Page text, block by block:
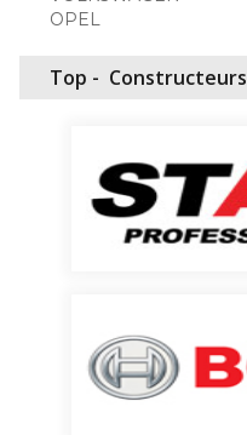
OPEL
Top - Constructeurs